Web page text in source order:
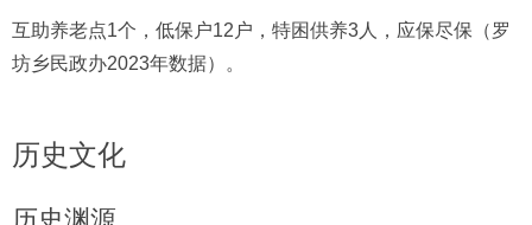
互助养老点1个，低保户12户，特困供养3人，应保尽保（罗
坊乡民政办2023年数据）。
历史文化